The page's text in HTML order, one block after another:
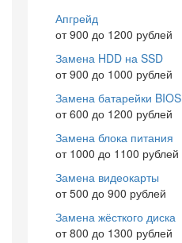
Апгрейд
от 900 до 1200 рублей
Замена HDD на SSD
от 900 до 1000 рублей
Замена батарейки BIOS
от 600 до 1200 рублей
Замена блока питания
от 1000 до 1100 рублей
Замена видеокарты
от 500 до 900 рублей
Замена жёсткого диска
от 800 до 1300 рублей